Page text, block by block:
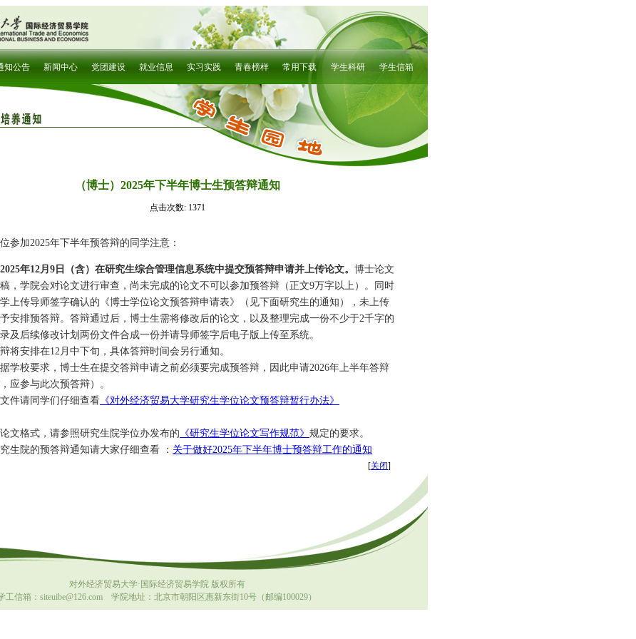
（博士）2025年下半年博士生预答辩通知
点击次数: 1371
参加2025年下半年预答辩的同学注意：
年12月9日（含）在研究生综合管理信息系统中提交预答辩申请并上传论文。 博士论文
，学院会对论文进行审查，尚未完成的论文不可以参加预答辩（正文9万字以上）。同时
上传导师签字确认的《博士学位论文预答辩申请表》（见下面研究生的通知），未上传
安排预答辩。答辩通过后，博士生需将修改后的论文，以及整理完成一份不少于2千字的
及后续修改计划两份文件合成一份并请导师签字后电子版上传至系统。
将安排在12月中下旬，具体答辩时间会另行通知。
据学校要求，博士生在提交答辩申请之前必须要完成预答辩，因此申请2026年上半年答辩
应参与此次预答辩）。
件请同学们仔细查看 《对外经济贸易大学研究生学位论文预答辩暂行办法》
文格式，请参照研究生院学位办发布的 《研究生学位论文写作规范》 规定的要求。
生院的预答辩通知请大家仔细查看 ： 关于做好2025年下半年博士预答辩工作的通知
[关闭]